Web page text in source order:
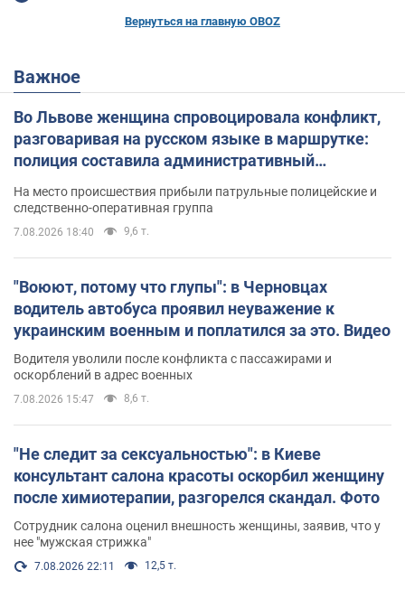
Вернуться на главную OBOZ
Важное
Во Львове женщина спровоцировала конфликт,
разговаривая на русском языке в маршрутке:
полиция составила административный
На место происшествия прибыли патрульные полицейские и
следственно-оперативная группа
7.08.2026 18:40 9,6 т.
"Воюют, потому что глупы": в Черновцах
водитель автобуса проявил неуважение к
украинским военным и поплатился за это. Видео
Водителя уволили после конфликта с пассажирами и
оскорблений в адрес военных
7.08.2026 15:47 8,6 т.
"Не следит за сексуальностью": в Киеве
консультант салона красоты оскорбил женщину
после химиотерапии, разгорелся скандал. Фото
Сотрудник салона оценил внешность женщины, заявив, что у
нее "мужская стрижка"
7.08.2026 22:11 12,5 т.